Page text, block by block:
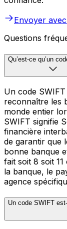
Envoyer
Questions
Qu’est-ce qu’un
Un code
reconnaître les
monde entier
SWIFT signifie
financière
de garantir que
bonne banque
fait soit 8 soit
la banque, le
agence
Un code SWIFT